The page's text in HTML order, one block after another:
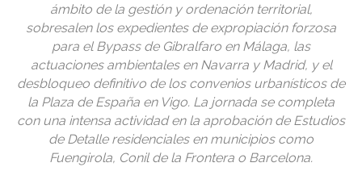
ámbito de la gestión y ordenación territorial,
sobresalen los expedientes de expropiación forzosa
para el Bypass de Gibralfaro en Málaga, las
actuaciones ambientales en Navarra y Madrid, y el
desbloqueo definitivo de los convenios urbanísticos de
la Plaza de España en Vigo. La jornada se completa
con una intensa actividad en la aprobación de Estudios
de Detalle residenciales en municipios como
Fuengirola, Conil de la Frontera o Barcelona.